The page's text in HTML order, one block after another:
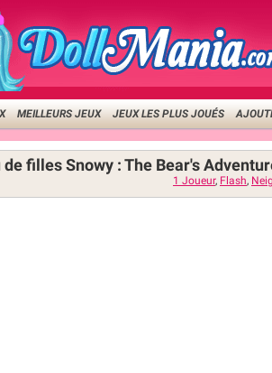
MEILLEURS JEUX JEUX LES PLUS JOUÉS
de filles Snowy : The Bear's
1 Joueur, Flash,